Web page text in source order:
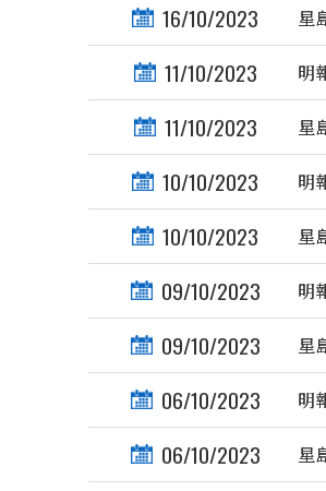
16/10/2023 星
11/10/2023 明
11/10/2023 星
10/10/2023 明
10/10/2023 星
09/10/2023 明
09/10/2023 星
06/10/2023 明
06/10/2023 星